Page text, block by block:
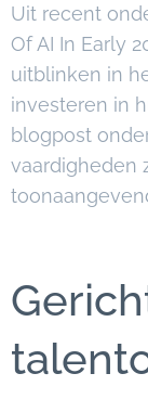
Uit recent
Of AI In Early
uitblinken in
investeren in
blogpost
vaardigheden